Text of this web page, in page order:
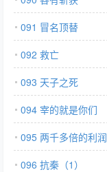
091 冒名顶替
092 救亡
093 天子之死
094 宰的就是你们
095 两千多倍的利润
096 抗秦（1）